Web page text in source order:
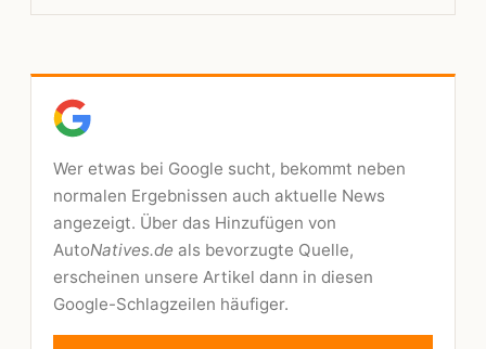
Wer etwas bei Google sucht, bekommt neben
normalen Ergebnissen auch aktuelle News
angezeigt. Über das Hinzufügen von
AutoNatives.de als bevorzugte Quelle,
erscheinen unsere Artikel dann in diesen
Google-Schlagzeilen häufiger.